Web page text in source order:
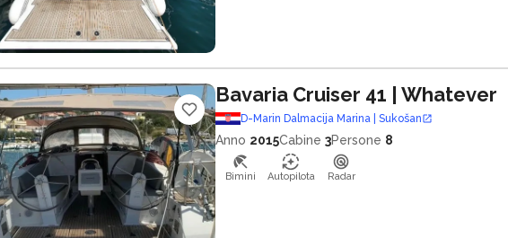
Bavaria Cruiser 41 | Whatever
D-Marin Dalmacija Marina | Sukošan
Anno 2015Cabine 3Persone 8
Bimini Autopilota Radar